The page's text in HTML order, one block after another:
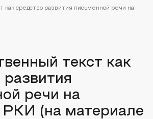
как средство развития письменной речи на
текст как
развития
речи на
РКИ (на материале